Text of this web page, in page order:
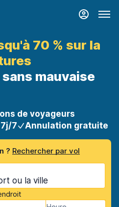
70 % sur la
mauvaise
de voyageurs
7
Annulation gratuite
? Rechercher par vol